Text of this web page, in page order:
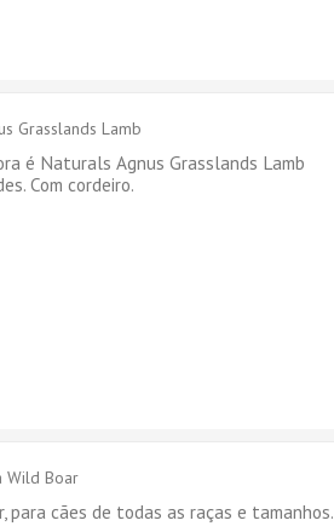
Grasslands Lamb
é Naturals Agnus Grasslands Lamb
Com cordeiro.
Wild Boar
cães de todas as raças e tamanhos.